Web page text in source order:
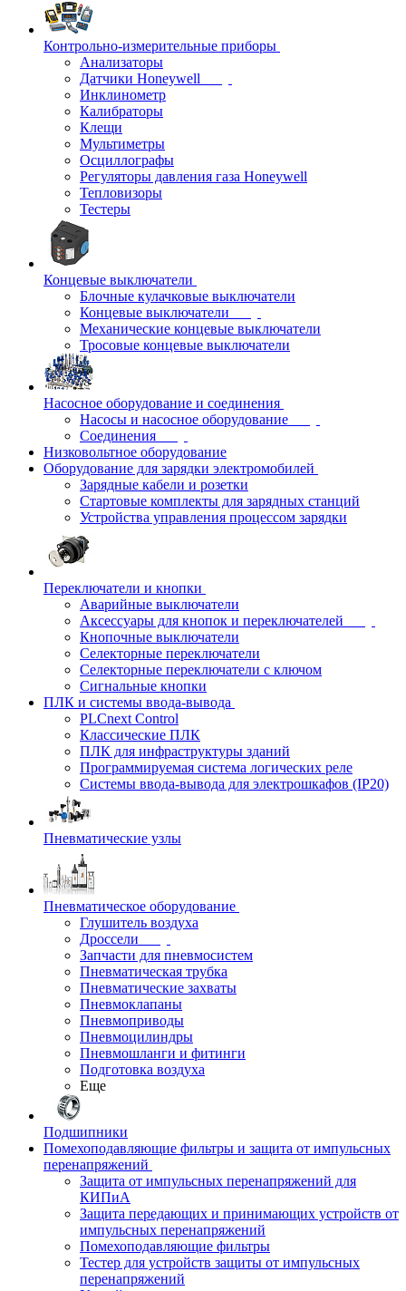
Контрольно-измерительные приборы
Анализаторы
Датчики Honeywell
Инклинометр
Калибраторы
Клещи
Мультиметры
Осциллографы
Регуляторы давления газа Honeywell
Тепловизоры
Тестеры
Концевые выключатели
Блочные кулачковые выключатели
Концевые выключатели
Механические концевые выключатели
Тросовые концевые выключатели
Насосное оборудование и соединения
Насосы и насосное оборудование
Соединения
Низковольтное оборудование
Оборудование для зарядки электромобилей
Зарядные кабели и розетки
Стартовые комплекты для зарядных станций
Устройства управления процессом зарядки
Переключатели и кнопки
Аварийные выключатели
Аксессуары для кнопок и переключателей
Кнопочные выключатели
Селекторные переключатели
Селекторные переключатели с ключом
Сигнальные кнопки
ПЛК и системы ввода-вывода
PLCnext Control
Классические ПЛК
ПЛК для инфраструктуры зданий
Программируемая система логических реле
Системы ввода-вывода для электрошкафов (IP20)
Пневматические узлы
Пневматическое оборудование
Глушитель воздуха
Дроссели
Запчасти для пневмосистем
Пневматическая трубка
Пневматические захваты
Пневмоклапаны
Пневмоприводы
Пневмоцилиндры
Пневмошланги и фитинги
Подготовка воздуха
Еще
Подшипники
Помехоподавляющие фильтры и защита от импульсных
перенапряжений
Защита от импульсных перенапряжений для
КИПиА
Защита передающих и принимающих устройств от
импульсных перенапряжений
Помехоподавляющие фильтры
Тестер для устройств защиты от импульсных
перенапряжений